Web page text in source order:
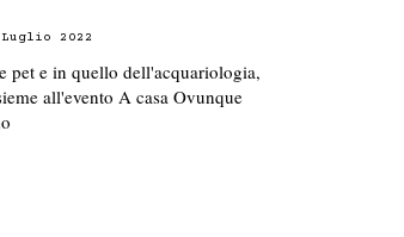
2022
pet e in quello dell'acquariologia,
all'evento A casa Ovunque